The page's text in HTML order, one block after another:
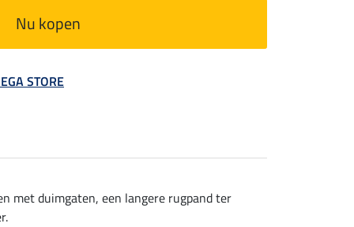
Nu kopen
STORE
met duimgaten, een langere rugpand ter